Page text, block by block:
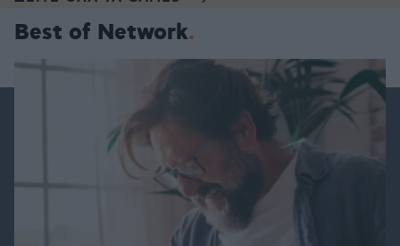
Best of Network